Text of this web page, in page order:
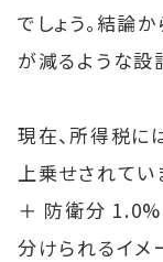
でしょう。結論
が減るような設
現在、所得税
上乗せされて
＋ 防衛分 1.0%
分けられるイメ